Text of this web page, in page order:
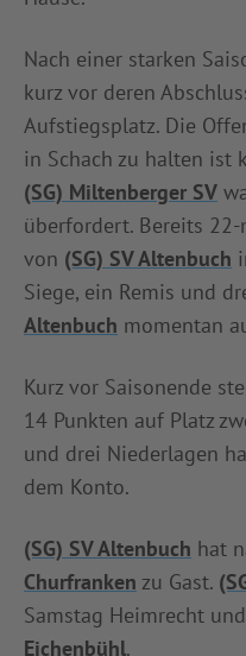
Nach einer starken
kurz vor deren
Aufstiegsplatz. Die
in Schach zu halten ist
(SG) Miltenberger SV
überfordert. Bereits
von (SG) SV Altenbuch
Siege, ein Remis und
Altenbuch momentan
Kurz vor Saisonende
14 Punkten auf Platz
und drei Niederlagen
dem Konto.
(SG) SV Altenbuch hat
Churfranken zu Gast.
Samstag Heimrecht
Eichenbühl.